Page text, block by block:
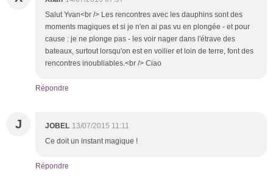
Salut Yvan<br /> Les rencontres avec les dauphins sont des
moments magiques et si je n'en ai pas vu en plongée - et pour
cause : je ne plonge pas - les voir nager dans l'étrave des
bateaux, surtout lorsqu'on est en voilier et loin de terre, font des
rencontres inoubliables.<br /> Ciao
Répondre
J JOBEL 13/07/2015 11:11
Ce doit un instant magique !
Répondre